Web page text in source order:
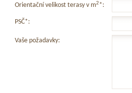
Orientační velikost terasy v m2*:
PSČ*:
Vaše požadavky: